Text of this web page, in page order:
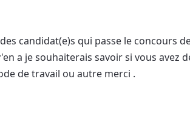
candidat(e)s qui passe le concours
a je souhaiterais savoir si vous avez
de travail ou autre merci .